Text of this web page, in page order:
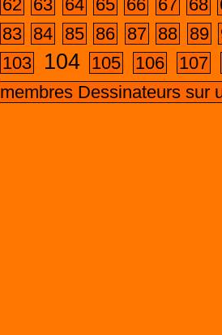
62 63 64 65 66 67 68
83 84 85 86 87 88 89
103
104 105 106
107
membres Dessinateurs sur